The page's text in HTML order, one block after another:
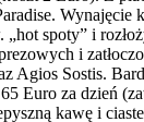
spoty” i
i
Agios Sostis.
za dzień
kawę i